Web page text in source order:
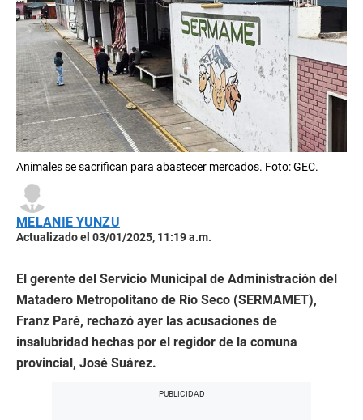
Animales se sacrifican para abastecer mercados. Foto: GEC.
MELANIE YUNZU
Actualizado el 03/01/2025, 11:19 a.m.
El gerente del Servicio Municipal de Administración del
Matadero Metropolitano de Río Seco (SERMAMET),
Franz Paré, rechazó ayer las acusaciones de
insalubridad hechas por el regidor de la comuna
provincial, José Suárez.